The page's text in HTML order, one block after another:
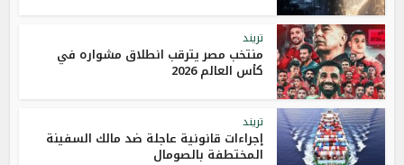
تريند
منتخب مصر يترقب انطلاق مشواره في
كأس العالم 2026
تريند
إجراءات قانونية عاجلة ضد مالك السفينة
المختطفة بالصومال